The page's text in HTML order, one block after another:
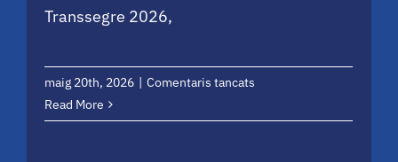
Transsegre 2026,
maig 20th, 2026 Comentaris tancatsa
CONCURS
Read More